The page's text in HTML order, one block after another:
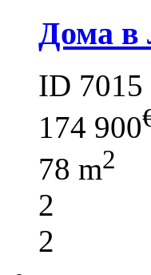
Дома в
ID 7015
174 900
78 m2
2
2